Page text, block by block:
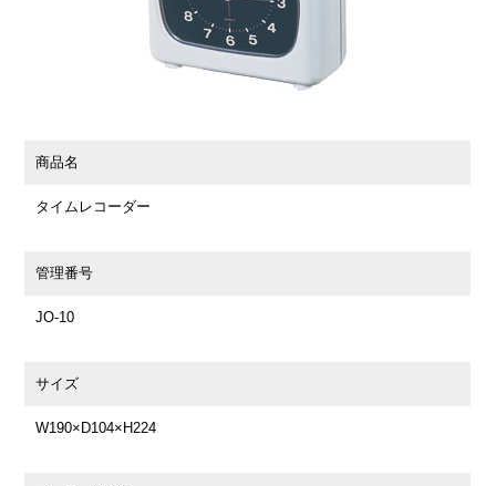
商品名
タイムレコーダー
管理番号
JO-10
サイズ
W190×D104×H224